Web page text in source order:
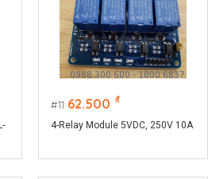
11 62.500 ₫
4-Relay Module 5VDC, 250V 10A